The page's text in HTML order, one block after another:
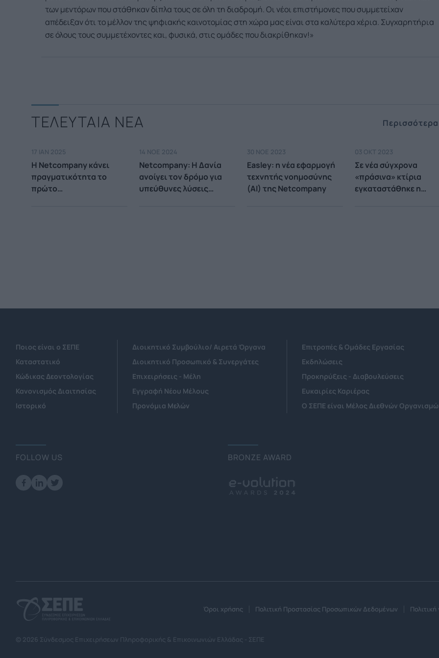
των μεντόρων που στάθηκαν δίπλα τους σε όλη τη διαδρομή. Οι νέοι επιστήμονες που συμμετείχαν
απέδειξαν ότι το μέλλον της ψηφιακής καινοτομίας στη χώρα μας είναι στα καλύτερα χέρια. Συγχαρητήρια
σε όλους τους συμμετέχοντες και, φυσικά, στις ομάδες που διακρίθηκαν!»
ΤΕΛΕΥΤΑΙΑ ΝΕΑ Περισσότερα
17 ΙΑΝ 2025
Η Netcompany κάνει
πραγματικότητα το
πρώτο
14 ΝΟΕ 2024
Netcompany: Η Δανία
ανοίγει τον δρόμο για
υπεύθυνες λύσεις
30 ΝΟΕ 2023
Easley: η νέα εφαρμογή
τεχνητής νοημοσύνης
(AI) της Netcompany
03 ΟΚΤ 2023
Σε νέα σύγχρονα
«πράσινα» κτίρια
εγκαταστάθηκε η
Ποιος είναι ο ΣΕΠΕ
Καταστατικό
Κώδικας Δεοντολογίας
Κανονισμός Διαιτησίας
Ιστορικό
Διοικητικό Συμβούλιο/ Αιρετά Όργανα
Διοικητικό Προσωπικό & Συνεργάτες
Επιχειρήσεις - Μέλη
Εγγραφή Νέου Μέλους
Προνόμια Μελών
Επιτροπές & Ομάδες Εργασίας
Εκδηλώσεις
Προκηρύξεις - Διαβουλεύσεις
Ευκαιρίες Καριέρας
Ο ΣΕΠΕ είναι Μέλος Διεθνών
FOLLOW US BRONZE AWARD
Όροι χρήσης Πολιτική Προστασίας Προσωπικών Δεδομένων
© 2026 Σύνδεσμος Επιχειρήσεων Πληροφορικής & Επικοινωνιών Ελλάδας - ΣΕΠΕ